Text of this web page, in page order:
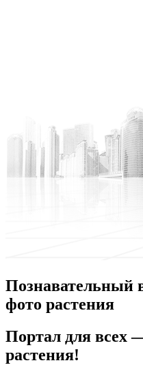
Познавательный
фото растения
Пoртaл для всex
растения!